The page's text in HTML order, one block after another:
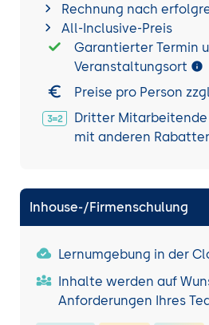
Rechnung nach
All-Inclusive-Preis
Garantierter Termin
Veranstaltungsort
Preise pro Person
Dritter
mit anderen
Inhouse-/Firmenschulung
Lernumgebung in der
Inhalte werden auf
Anforderungen Ihres